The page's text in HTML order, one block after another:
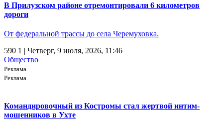
В Прилузском районе отремонтировали 6 километров
дороги
От федеральной трассы до села Черемуховка.
590 1 | Четверг, 9 июля, 2026, 11:46
Общество
Реклама.
Реклама.
Командировочный из Костромы стал жертвой интим-
мошенников в Ухте